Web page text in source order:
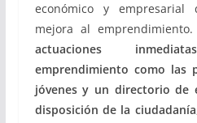
económico y
mejora al
actuaciones
emprendimiento como las
jóvenes y un directorio de
disposición de la ciudadanía